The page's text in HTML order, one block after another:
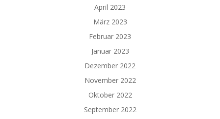
April 2023
März 2023
Februar 2023
Januar 2023
Dezember 2022
November 2022
Oktober 2022
September 2022